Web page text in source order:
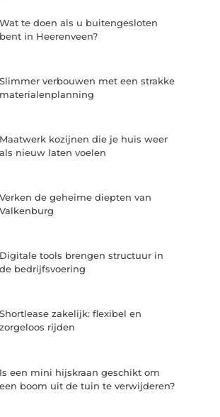
Wat te doen als u buitengesloten
bent in Heerenveen?
Slimmer verbouwen met een strakke
materialenplanning
Maatwerk kozijnen die je huis weer
als nieuw laten voelen
Verken de geheime diepten van
Valkenburg
Digitale tools brengen structuur in
de bedrijfsvoering
Shortlease zakelijk: flexibel en
zorgeloos rijden
Is een mini hijskraan geschikt om
een boom uit de tuin te verwijderen?